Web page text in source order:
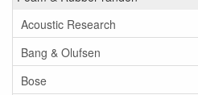
Acoustic Research
Bang & Olufsen
Bose